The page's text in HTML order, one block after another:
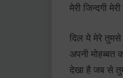
मेरी जिन्दगी
दिल ये मेरे तुमसे
अपनी मोहब्बत
देखा है जब से